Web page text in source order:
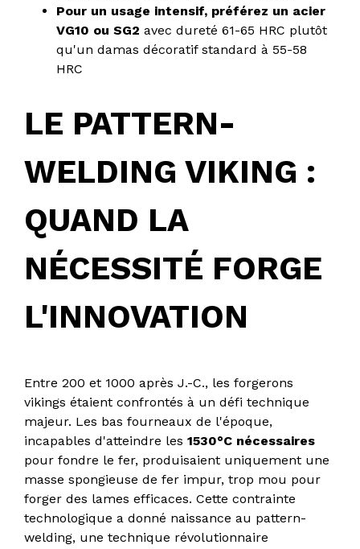
Pour un usage intensif, préférez un acier
VG10 ou SG2 avec dureté 61-65 HRC plutôt
qu'un damas décoratif standard à 55-58
HRC
LE PATTERN-
WELDING VIKING :
QUAND LA
NÉCESSITÉ FORGE
L'INNOVATION
Entre 200 et 1000 après J.-C., les forgerons
vikings étaient confrontés à un défi technique
majeur. Les bas fourneaux de l'époque,
incapables d'atteindre les 1530°C nécessaires
pour fondre le fer, produisaient uniquement une
masse spongieuse de fer impur, trop mou pour
forger des lames efficaces. Cette contrainte
technologique a donné naissance au pattern-
welding, une technique révolutionnaire